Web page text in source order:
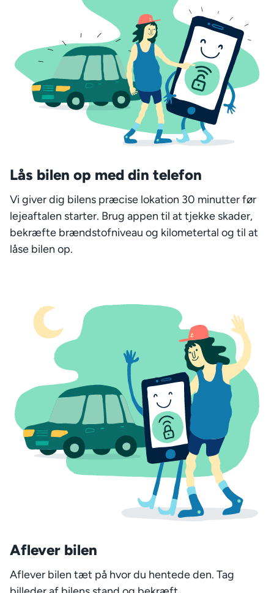
Lås bilen op med din telefon
Vi giver dig bilens præcise lokation 30 minutter før
lejeaftalen starter. Brug appen til at tjekke skader,
bekræfte brændstofniveau og kilometertal og til at
låse bilen op.
Aflever bilen
Aflever bilen tæt på hvor du hentede den. Tag